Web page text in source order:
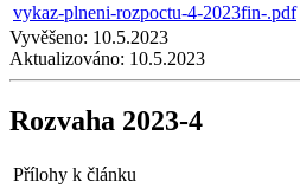
vykaz-plneni-rozpoctu-4-2023fin-.pdf
Vyvěšeno: 10.5.2023
Aktualizováno: 10.5.2023
Rozvaha 2023-4
Přílohy k článku